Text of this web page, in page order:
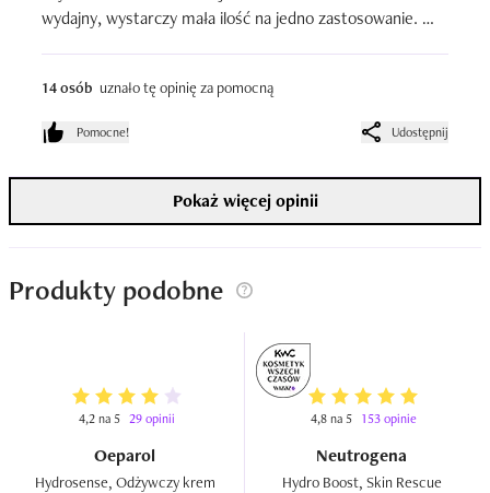
wydajny, wystarczy mała ilość na jedno zastosowanie.
14 osób uznało tę opinię za pomocną
Pomocne! Udostępnij
Pokaż więcej opinii
Produkty podobne
4,2 na 5 29 opinii
Oeparol
Hydrosense, Odżywczy krem
4,8 na 5 153 opinie
Neutrogena
Hydro Boost, Skin Rescue